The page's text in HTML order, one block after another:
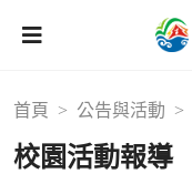
首頁 公告與活動
校園活動報導